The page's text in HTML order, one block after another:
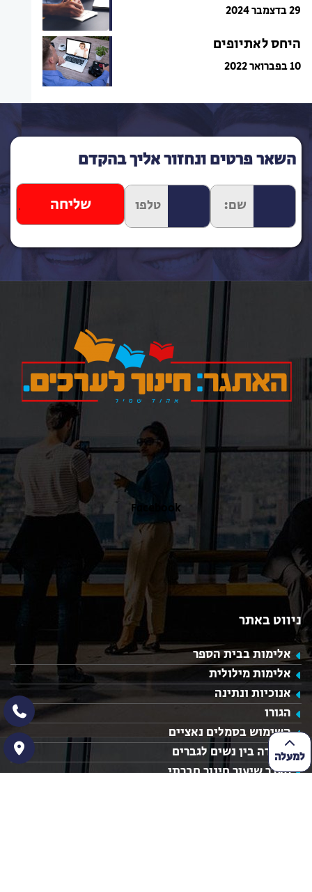
29 בדצמבר 2024
היחס לאתיופים
10 בפברואר 2022
למעלה
השאר פרטים ונחזור אליך בהקדם
Facebook
ניווט באתר
אלימות בבית הספר
אלימות מילולית
אנוכיות ונתינה
הגורו
השימוש בסמלים נאציים
הפרדה בין נשים לגברים
מערך שיעור חינוך חברתי